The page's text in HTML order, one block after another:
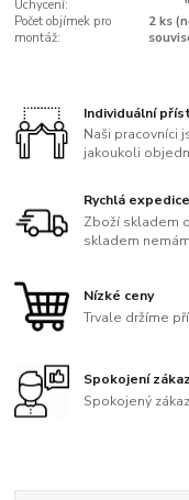
Uchycení:
Počet objímek pro
montáž:
2 ks
Individuální
Naši pracovníci
jakoukoli
Rychlá expedice
Zboží skladem
skladem
Nízké ceny
Trvale držíme
Spokojení
Spokojený